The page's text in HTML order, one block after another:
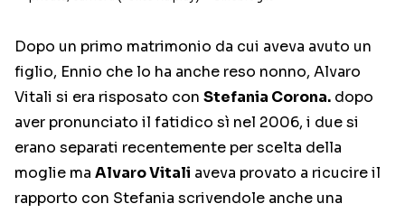
Dopo un primo matrimonio da cui aveva avuto un
figlio, Ennio che lo ha anche reso nonno, Alvaro
Vitali si era risposato con Stefania Corona. dopo
aver pronunciato il fatidico sì nel 2006, i due si
erano separati recentemente per scelta della
moglie ma Alvaro Vitali aveva provato a ricucire il
rapporto con Stefania scrivendole anche una